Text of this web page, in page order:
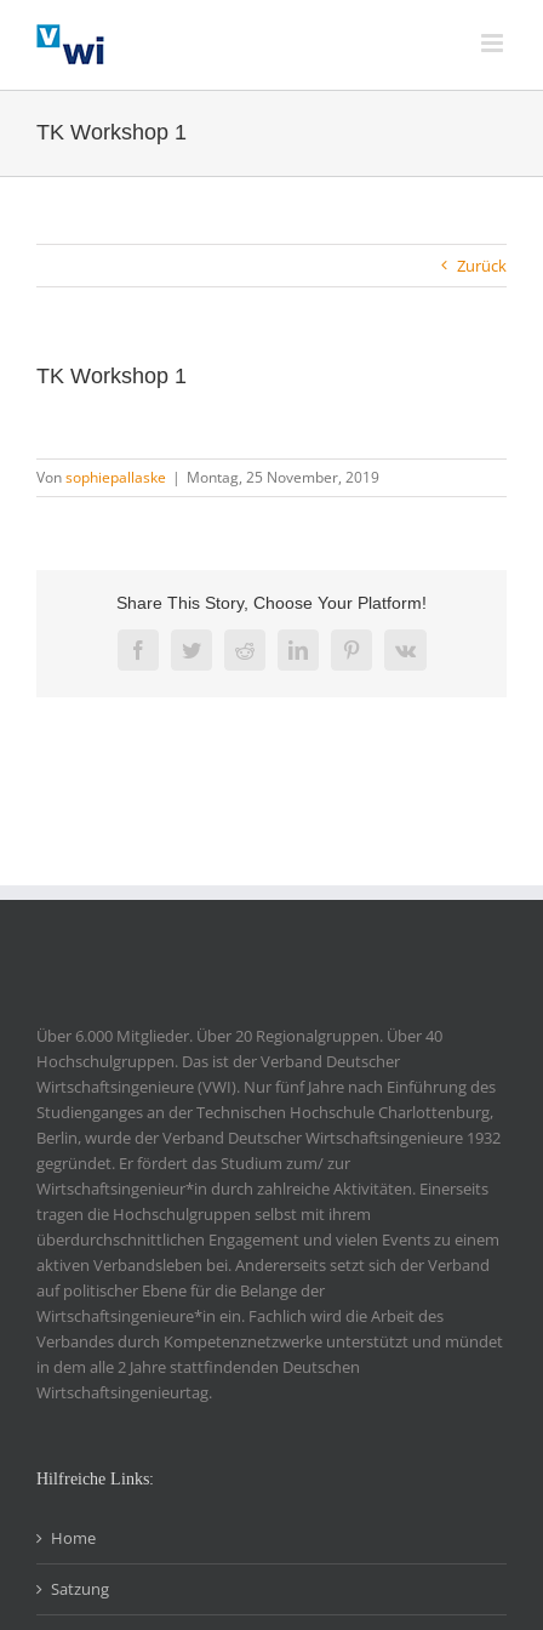
Inhalt
TK Workshop 1
Zurück
TK Workshop 1
Vonsophiepallaske | Montag, 25 November, 2019
Share This Story, Choose Your Platform!
FacebookTwitterRedditLinkedInPinterest
Vk
Über 6.000 Mitglieder. Über 20 Regionalgruppen. Über 40
Hochschulgruppen. Das ist der Verband Deutscher
Wirtschaftsingenieure (VWI). Nur fünf Jahre nach Einführung des
Studienganges an der Technischen Hochschule Charlottenburg,
Berlin, wurde der Verband Deutscher Wirtschaftsingenieure 1932
gegründet. Er fördert das Studium zum/ zur
Wirtschaftsingenieur*in durch zahlreiche Aktivitäten. Einerseits
tragen die Hochschulgruppen selbst mit ihrem
überdurchschnittlichen Engagement und vielen Events zu einem
aktiven Verbandsleben bei. Andererseits setzt sich der Verband
auf politischer Ebene für die Belange der
Wirtschaftsingenieure*in ein. Fachlich wird die Arbeit des
Verbandes durch Kompetenznetzwerke unterstützt und mündet
in dem alle 2 Jahre stattfindenden Deutschen
Wirtschaftsingenieurtag.
Hilfreiche Links:
Home
Satzung